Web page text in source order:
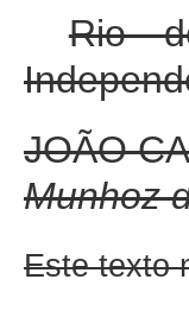
Rio
JOÃO
Munhoz
Este texto